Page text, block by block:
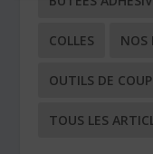
COLLES NOS
OUTILS DE
TOUS LES